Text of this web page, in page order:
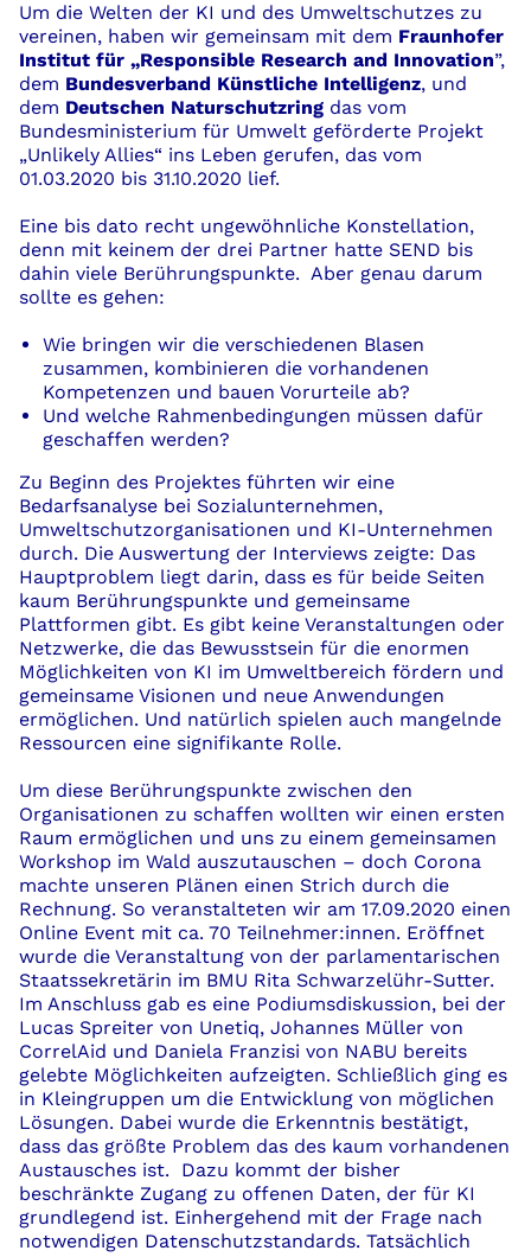
Um die Welten der KI und des Umweltschutzes zu
vereinen, haben wir gemeinsam mit dem Fraunhofer
Institut für „Responsible Research and Innovation”,
dem Bundesverband Künstliche Intelligenz, und
dem Deutschen Naturschutzring das vom
Bundesministerium für Umwelt geförderte Projekt
„Unlikely Allies“ ins Leben gerufen, das vom
01.03.2020 bis 31.10.2020 lief.
Eine bis dato recht ungewöhnliche Konstellation,
denn mit keinem der drei Partner hatte SEND bis
dahin viele Berührungspunkte. Aber genau darum
sollte es gehen:
Wie bringen wir die verschiedenen Blasen
zusammen, kombinieren die vorhandenen
Kompetenzen und bauen Vorurteile ab?
Und welche Rahmenbedingungen müssen dafür
geschaffen werden?
Zu Beginn des Projektes führten wir eine
Bedarfsanalyse bei Sozialunternehmen,
Umweltschutzorganisationen und KI-Unternehmen
durch. Die Auswertung der Interviews zeigte: Das
Hauptproblem liegt darin, dass es für beide Seiten
kaum Berührungspunkte und gemeinsame
Plattformen gibt. Es gibt keine Veranstaltungen oder
Netzwerke, die das Bewusstsein für die enormen
Möglichkeiten von KI im Umweltbereich fördern und
gemeinsame Visionen und neue Anwendungen
ermöglichen. Und natürlich spielen auch mangelnde
Ressourcen eine signifikante Rolle.
Um diese Berührungspunkte zwischen den
Organisationen zu schaffen wollten wir einen ersten
Raum ermöglichen und uns zu einem gemeinsamen
Workshop im Wald auszutauschen – doch Corona
machte unseren Plänen einen Strich durch die
Rechnung. So veranstalteten wir am 17.09.2020 einen
Online Event mit ca. 70 Teilnehmer:innen. Eröffnet
wurde die Veranstaltung von der parlamentarischen
Staatssekretärin im BMU Rita Schwarzelühr-Sutter.
Im Anschluss gab es eine Podiumsdiskussion, bei der
Lucas Spreiter von Unetiq, Johannes Müller von
CorrelAid und Daniela Franzisi von NABU bereits
gelebte Möglichkeiten aufzeigten. Schließlich ging es
in Kleingruppen um die Entwicklung von möglichen
Lösungen. Dabei wurde die Erkenntnis bestätigt,
dass das größte Problem das des kaum vorhandenen
Austausches ist. Dazu kommt der bisher
beschränkte Zugang zu offenen Daten, der für KI
grundlegend ist. Einhergehend mit der Frage nach
notwendigen Datenschutzstandards. Tatsächlich